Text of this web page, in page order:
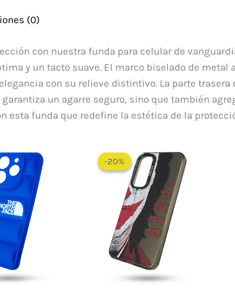
(0)
con nuestra funda para celular de
y un tacto suave. El marco biselado de metal
con su relieve distintivo. La parte
un agarre seguro, sino que también
esta funda que redefine la estética de la
precio
original
era:
$ 60.000.
-20%
-20%
precio
original
era:
$ 60.000.